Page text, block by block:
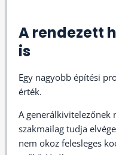
A rendezett
is
Egy nagyobb építési
érték.
A generálkivitelezőnek
szakmailag tudja
nem okoz felesleges